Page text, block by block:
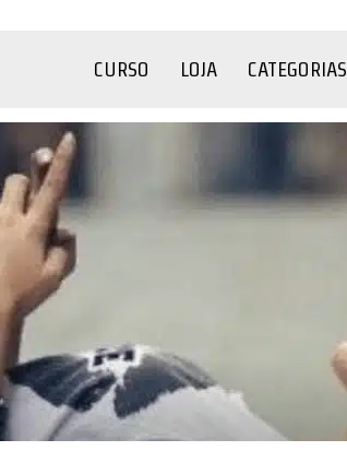
CURSO LOJA CATEGORIAS